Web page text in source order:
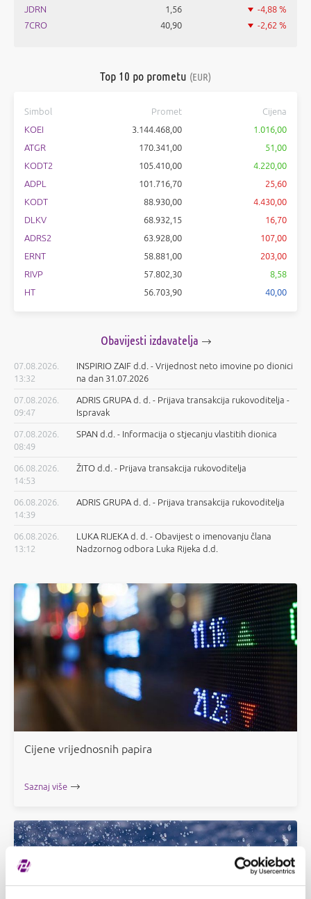
JDRN
1,56
-4,88 %
7CRO
40,90 -2,62 %
Top 10 po prometu (EUR)
Simbol Promet
Cijena
KOEI
3.144.468,00
1.016,00
ATGR
170.341,00
51,00
KODT2
105.410,00
4.220,00
ADPL
101.716,70
25,60
KODT
88.930,00
4.430,00
DLKV
68.932,15
16,70
ADRS2
63.928,00
107,00
ERNT
58.881,00
203,00
RIVP
57.802,30
8,58
HT
56.703,90 40,00
Obavijesti izdavatelja
07.08.2026.
13:32
INSPIRIO ZAIF d.d. - Vrijednost neto imovine po dionici
na dan 31.07.2026
07.08.2026.
09:47
ADRIS GRUPA d. d. - Prijava transakcija rukovoditelja -
Ispravak
07.08.2026.
08:49
SPAN d.d. - Informacija o stjecanju vlastitih dionica
06.08.2026.
14:53
ŽITO d.d. - Prijava transakcija rukovoditelja
06.08.2026.
14:39
ADRIS GRUPA d. d. - Prijava transakcija rukovoditelja
06.08.2026.
13:12
LUKA RIJEKA d. d. - Obavijest o imenovanju člana
Nadzornog odbora Luka Rijeka d.d.
Cijene vrijednosnih papira
Saznaj više